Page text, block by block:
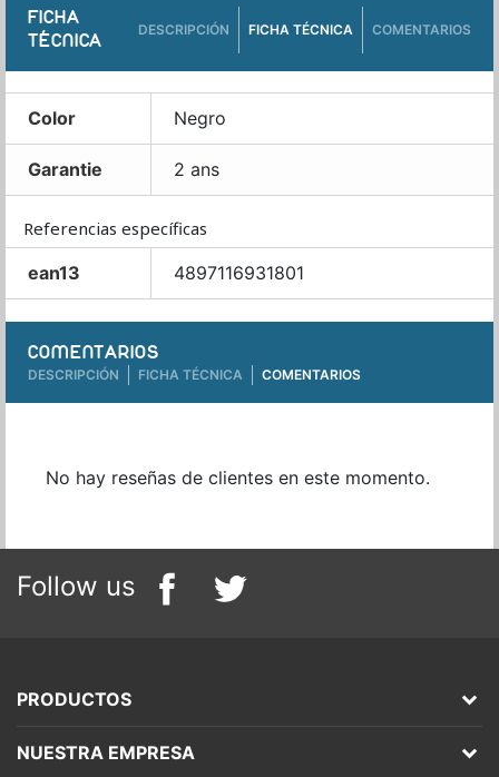
FICHA
TÉCNICA
DESCRIPCIÓN FICHA TÉCNICA COMENTARIOS
Color Negro
Garantie 2 ans
Referencias específicas
ean13
4897116931801
COMENTARIOS
DESCRIPCIÓN FICHA TÉCNICA COMENTARIOS
No hay reseñas de clientes en este momento.
Follow us
PRODUCTOS
NUESTRA EMPRESA